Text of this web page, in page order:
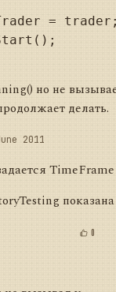
=
но не
делать.
2011
0